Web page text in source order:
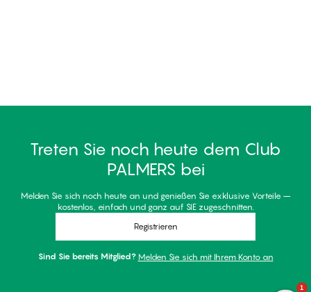
Treten Sie noch heute dem Club
PALMERS bei
Melden Sie sich noch heute an und genießen Sie exklusive Vorteile –
kostenlos, einfach und ganz auf SIE zugeschnitten.
Registrieren
Sind Sie bereits Mitglied? Melden Sie sich mit Ihrem Konto an
1